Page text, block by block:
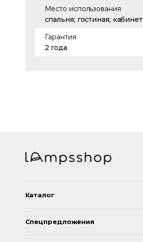
Место использования
спальня; гостиная; кабинет
Гарантия
2 года
Каталог
Спецпредложения